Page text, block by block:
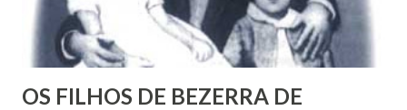
OS FILHOS DE BEZERRA DE